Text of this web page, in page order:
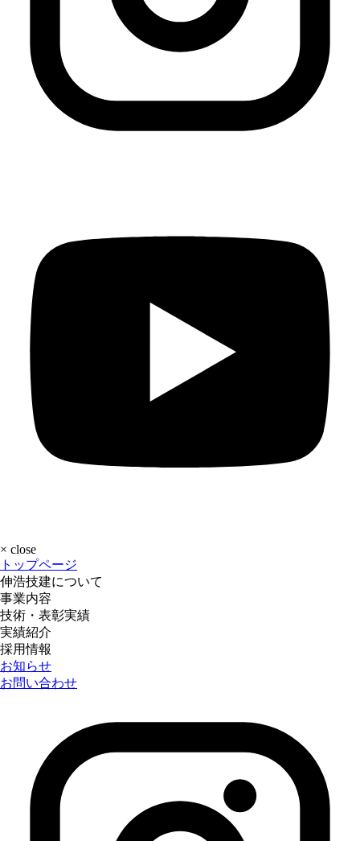
× close
トップページ
伸浩技建について
事業内容
技術・表彰実績
実績紹介
採用情報
お知らせ
お問い合わせ